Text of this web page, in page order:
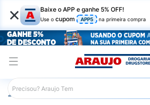
× Baixe o APP e ganhe 5% OFF!
Use o cupom APP5 na primeira compra
Araujo Nutrição Saudável